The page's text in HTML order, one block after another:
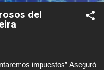
del
impuestos” Aseguró